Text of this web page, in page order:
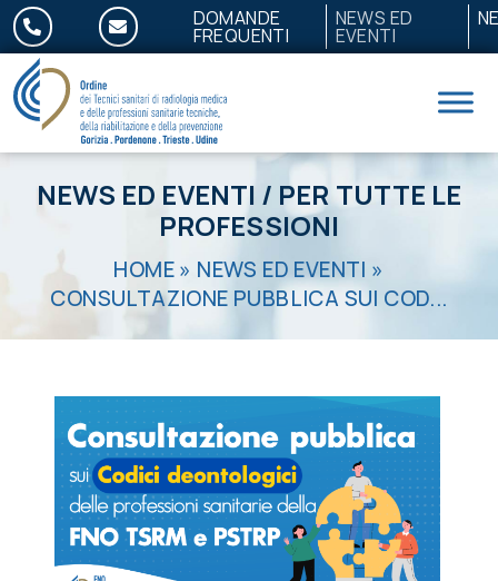
Salta al contenuto DOMANDE
FREQUENTI
NEWS ED
EVENTI
NEWS ED EVENTI / PER TUTTE LE
PROFESSIONI
HOME» NEWS ED EVENTI »
CONSULTAZIONE PUBBLICA SUI COD...